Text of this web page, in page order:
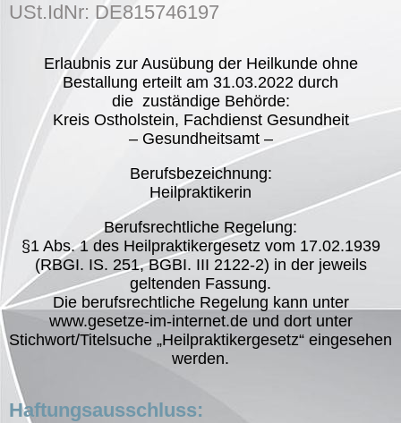
USt.IdNr: DE815746197
Erlaubnis zur Ausübung der Heilkunde ohne
Bestallung erteilt am 31.03.2022 durch
die zuständige Behörde:
Kreis Ostholstein, Fachdienst Gesundheit
– Gesundheitsamt –
Berufsbezeichnung:
Heilpraktikerin
Berufsrechtliche Regelung:
§1 Abs. 1 des Heilpraktikergesetz vom 17.02.1939
(RBGI. IS. 251, BGBI. III 2122-2) in der jeweils
geltenden Fassung.
Die berufsrechtliche Regelung kann unter
www.gesetze-im-internet.de und dort unter
Stichwort/Titelsuche „Heilpraktikergesetz“ eingesehen
werden.
Haftungsausschluss: